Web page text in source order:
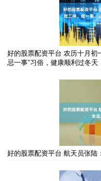
好的股票配资平台 农历十月初
忌一事”习俗，健康顺利过冬天
好的股票配资平台 航天员张